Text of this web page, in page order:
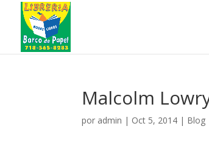
Malcolm
por admin | Oct 5, 2014 | Blog